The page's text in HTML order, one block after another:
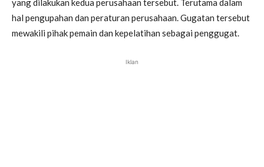
yang dilakukan kedua perusahaan tersebut. Terutama dalam
hal pengupahan dan peraturan perusahaan. Gugatan tersebut
mewakili pihak pemain dan kepelatihan sebagai penggugat.
Iklan